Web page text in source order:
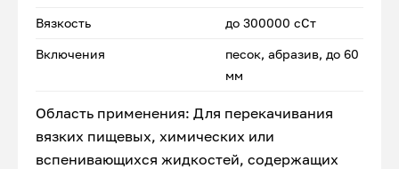
Вязкость до 300000 сСт
Включения
песок, абразив, до 60
мм
Область применения: Для перекачивания
вязких пищевых, химических или
вспенивающихся жидкостей, содержащих